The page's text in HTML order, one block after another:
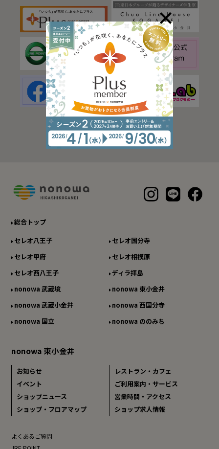
総合トップ
セレオ八王子
セレオ国分寺
セレオ甲府
セレオ相模原
セレオ西八王子
ディラ拝島
nonowa 武蔵境
nonowa 東小金井
nonowa 武蔵小金井
nonowa 西国分寺
nonowa 国立
nonowa ののみち
nonowa 東小金井
お知らせ
イベント
ショップニュース
ショップ・フロアマップ
レストラン・カフェ
ご利用案内・サービス
営業時間・アクセス
ショップ求人情報
よくあるご質問